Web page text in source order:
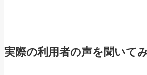
実際の利用者の声を聞いて